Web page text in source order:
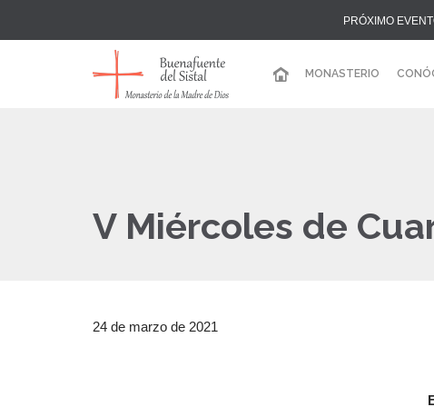
PRÓXIMO
MONASTERIO
V Miércoles de
24 de marzo de 2021